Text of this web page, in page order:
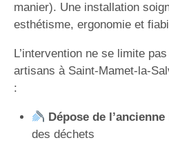
manier). Une installation
esthétisme, ergonomie et
L’intervention ne se limite
artisans à Saint-Mamet-la-
:
Dépose de
des déchets